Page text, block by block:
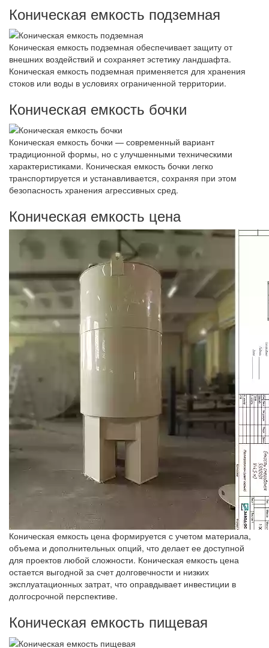
Коническая емкость подземная
Коническая емкость подземная обеспечивает защиту от
внешних воздействий и сохраняет эстетику ландшафта.
Коническая емкость подземная применяется для хранения
стоков или воды в условиях ограниченной территории.
Коническая емкость бочки
Коническая емкость бочки — современный вариант
традиционной формы, но с улучшенными техническими
характеристиками. Коническая емкость бочки легко
транспортируется и устанавливается, сохраняя при этом
безопасность хранения агрессивных сред.
Коническая емкость цена
Коническая емкость цена формируется с учетом материала,
объема и дополнительных опций, что делает ее доступной
для проектов любой сложности. Коническая емкость цена
остается выгодной за счет долговечности и низких
эксплуатационных затрат, что оправдывает инвестиции в
долгосрочной перспективе.
Коническая емкость пищевая